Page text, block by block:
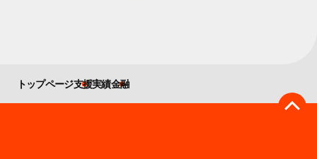
トップページ支援実績金融